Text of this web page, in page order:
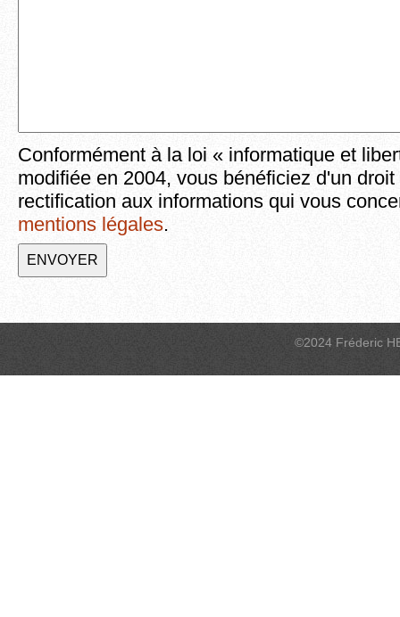
Conformément à la loi « informatique et
modifiée en 2004, vous bénéficiez d'un
rectification aux informations qui vous
mentions légales.
©2024 Fréderic